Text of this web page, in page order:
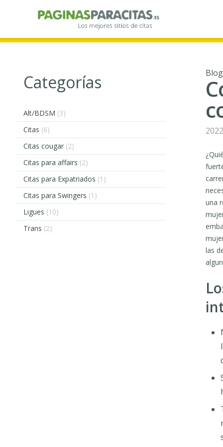
Categorías
Alt/BDSM (3)
Citas (6)
Citas cougar (2)
Citas para affairs (2)
Citas para Expatriados (1)
Citas para Swingers (1)
Ligues (10)
Trans (2)
Blog
una
las